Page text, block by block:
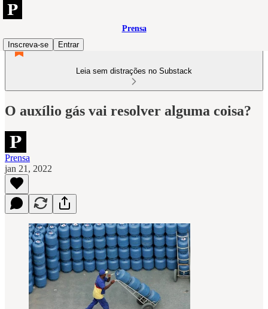
Prensa
Inscreva-se
Entrar
Leia sem distrações no Substack
O auxílio gás vai resolver alguma coisa?
Prensa
jan 21, 2022